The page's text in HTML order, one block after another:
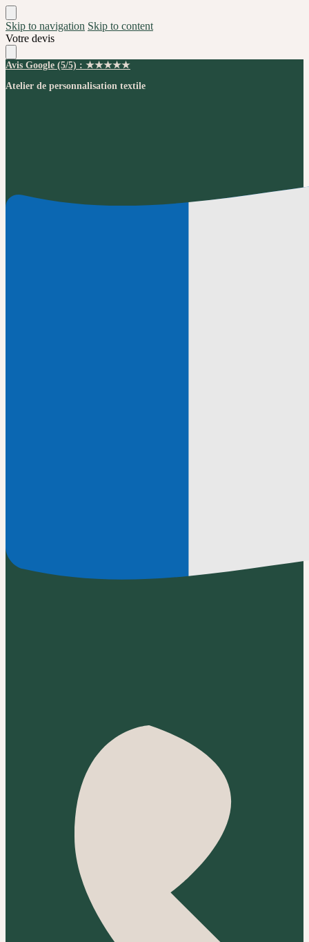
Skip to navigation Skip to content
Votre devis
Avis Google (5/5) : ★★★★★
Atelier de personnalisation textile